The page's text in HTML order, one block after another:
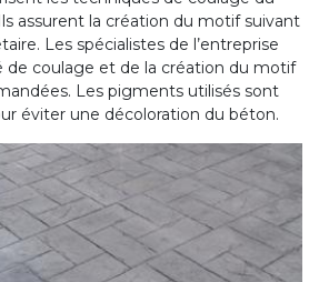
assurent la création du motif suivant
Les spécialistes de l’entreprise
de coulage et de la création du motif
Les pigments utilisés sont
éviter une décoloration du béton.